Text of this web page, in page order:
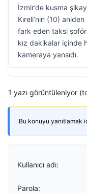
İzmir’de kusma
Kıreli’nin (10)
fark eden taksi
kız dakikalar içinde
kameraya yansıdı.
1 yazı görüntüleniyor
Bu konuyu yanıtlamak
Kullanıcı adı:
Parola: